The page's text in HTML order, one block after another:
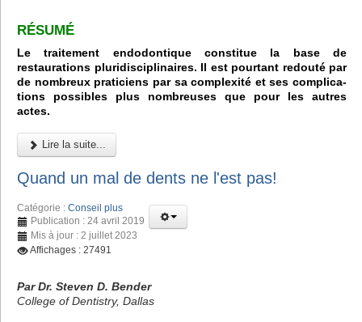
RÉSUMÉ
Le traitement endodontique constitue la base de
restaurations pluridisciplinaires. Il est pourtant redouté par
de nombreux praticiens par sa complexité et ses complica-
tions possibles plus nombreuses que pour les autres
actes.
Lire la suite...
Quand un mal de dents ne l'est pas!
Catégorie : Conseil plus
Publication : 24 avril 2019
Mis à jour : 2 juillet 2023
Affichages : 27491
Par Dr. Steven D. Bender
College of Dentistry, Dallas